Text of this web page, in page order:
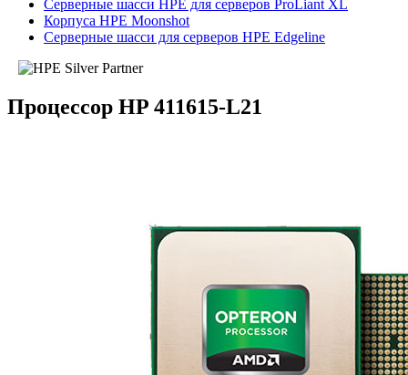
Серверные шасси HPE для серверов ProLiant XL
Корпуса HPE Moonshot
Серверные шасси для серверов HPE Edgeline
Процессор HP 411615-L21